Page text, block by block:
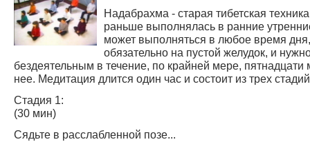
Надабрахма - старая тибетская
раньше выполнялась в ранние
может выполняться в любое время
обязательно на пустой желудок, и
бездеятельным в течение, по крайней мере, пятнадцати
нее. Медитация длится один час и состоит из трех
Стадия 1:
(30 мин)
Сядьте в расслабленной позе...